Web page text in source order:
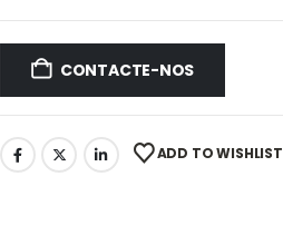
CONTACTE-NOS
ADD TO WISHLIST